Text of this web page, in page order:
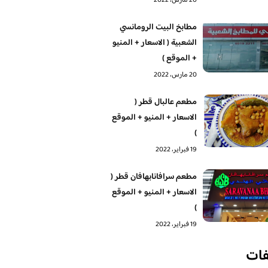
مطابخ البيت الرومانسي
الشعبية ( الاسعار + المنيو
+ الموقع )
20 مارس، 2022
مطعم عالبال قطر (
الاسعار + المنيو + الموقع
)
19 فبراير، 2022
مطعم سرافانابهافان قطر (
الاسعار + المنيو + الموقع
)
19 فبراير، 2022